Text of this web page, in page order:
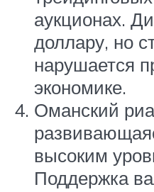
аукционах.
доллару, но
нарушается
экономике.
Оманский
высоким
Поддержка